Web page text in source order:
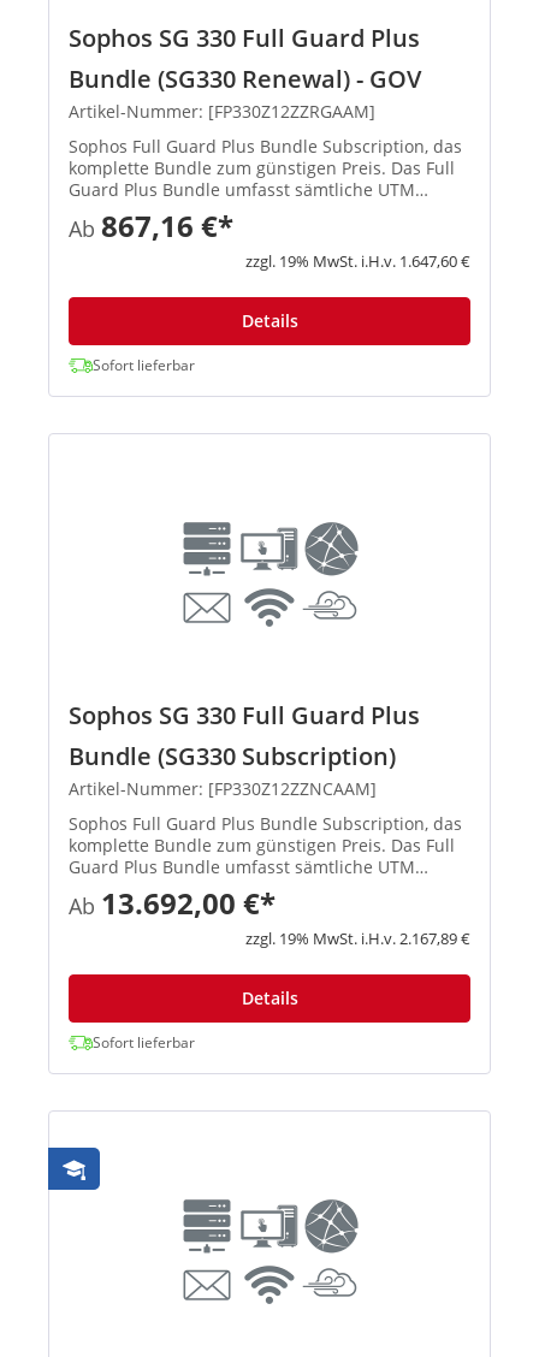
Sophos SG 330 Full Guard Plus
Bundle (SG330 Renewal) - GOV
Artikel-Nummer: [FP330Z12ZZRGAAM]
Sophos Full Guard Plus Bundle Subscription, das
komplette Bundle zum günstigen Preis. Das Full
Guard Plus Bundle umfasst sämtliche UTM
Subscriptions (E-Mail Protection, Network
Protection, Web Protection, Webserver Protection
Wireless Protection und ...
Ab 867,16 €*
zzgl. 19% MwSt. i.H.v. 1.647,60 €
Details
Sofort lieferbar
Sophos SG 330 Full Guard Plus
Bundle (SG330 Subscription)
Artikel-Nummer: [FP330Z12ZZNCAAM]
Sophos Full Guard Plus Bundle Subscription, das
komplette Bundle zum günstigen Preis. Das Full
Guard Plus Bundle umfasst sämtliche UTM
Subscriptions (E-Mail Protection, Network
Protection, Web Protection, Webserver Protection
Wireless Protection und ...
Ab 13.692,00 €*
zzgl. 19% MwSt. i.H.v. 2.167,89 €
Details
Sofort lieferbar